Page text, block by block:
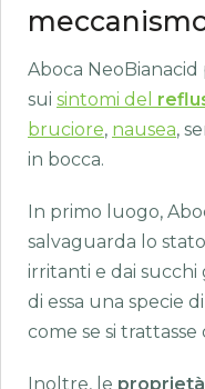
Aboca
sui sintomi del
bruciore, nausea,
in bocca.
In primo luogo,
salvaguarda lo
irritanti e dai succhi
di essa una specie di
come se si
Inoltre, le